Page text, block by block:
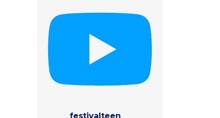
festivalteen